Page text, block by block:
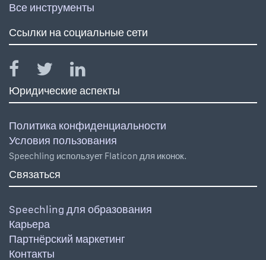
Все инструменты
Ссылки на социальные сети
Юридические аспекты
Политика конфиденциальности
Условия пользования
Speechling использует Flaticon для иконок.
Связаться
Speechling для образования
Карьера
Партнёрский маркетинг
Контакты